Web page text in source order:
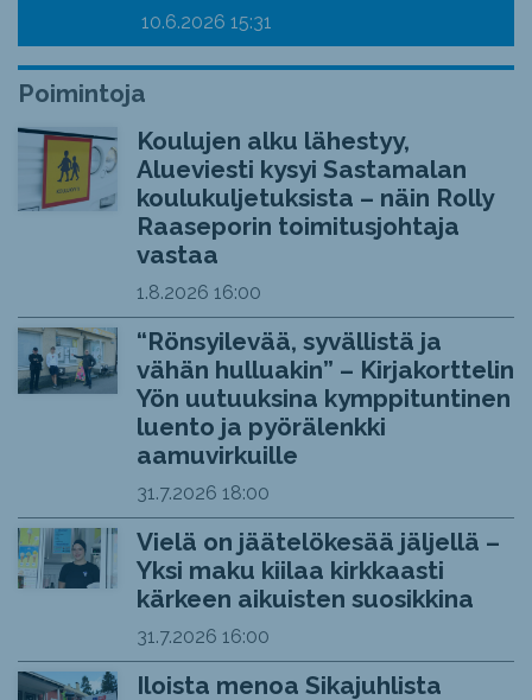
10.6.2026 15:31
Poimintoja
Koulujen alku lähestyy,
Alueviesti kysyi Sastamalan
koulukuljetuksista – näin Rolly
Raaseporin toimitusjohtaja
vastaa
1.8.2026 16:00
“Rönsyilevää, syvällistä ja
vähän hulluakin” – Kirjakorttelin
Yön uutuuksina kymppituntinen
luento ja pyörälenkki
aamuvirkuille
31.7.2026 18:00
Vielä on jäätelökesää jäljellä –
Yksi maku kiilaa kirkkaasti
kärkeen aikuisten suosikkina
31.7.2026 16:00
Iloista menoa Sikajuhlista